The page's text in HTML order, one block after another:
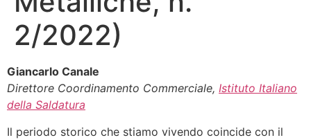
2/2022)
Giancarlo Canale
Direttore Coordinamento Commerciale, Istituto Italiano
della Saldatura
Il periodo storico che stiamo vivendo coincide con il